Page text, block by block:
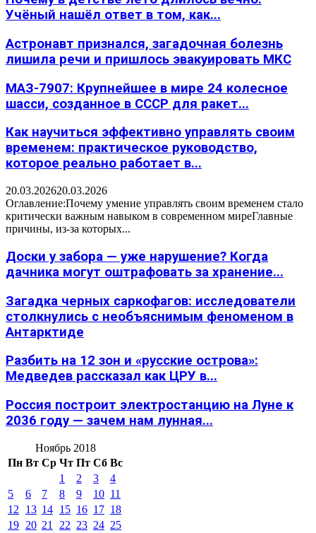
Учёный нашёл ответ в том, как...
Астронавт признался, загадочная болезнь
лишила речи и пришлось эвакуировать МКС
МАЗ-7907: Крупнейшее в мире 24 колесное
шасси, созданное в СССР для ракет...
Как научиться эффективно управлять своим
временем: практическое руководство,
которое реально работает в...
20.03.202620.03.2026
Оглавление:Почему умение управлять своим временем стало
критически важным навыком в современном миреГлавные
причины, из-за которых...
Доски у забора — уже нарушение? Когда
дачника могут оштрафовать за хранение...
Загадка черных саркофагов: исследователи
столкнулись с необъяснимым феноменом в
Антарктиде
Разбить на 12 зон и «русские острова»:
Медведев рассказал как ЦРУ в...
Россия построит электростанцию на Луне к
2036 году — зачем нам лунная...
Ноябрь 2018
Пн Вт Ср Чт Пт Сб Вс
1
2 3
4
5
6 7 8 9 10 11
12
13 14 15 16 17 18
19 20 21 22 23 24 25